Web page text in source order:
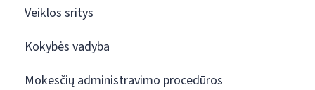
Veiklos sritys
Kokybės vadyba
Mokesčių administravimo procedūros